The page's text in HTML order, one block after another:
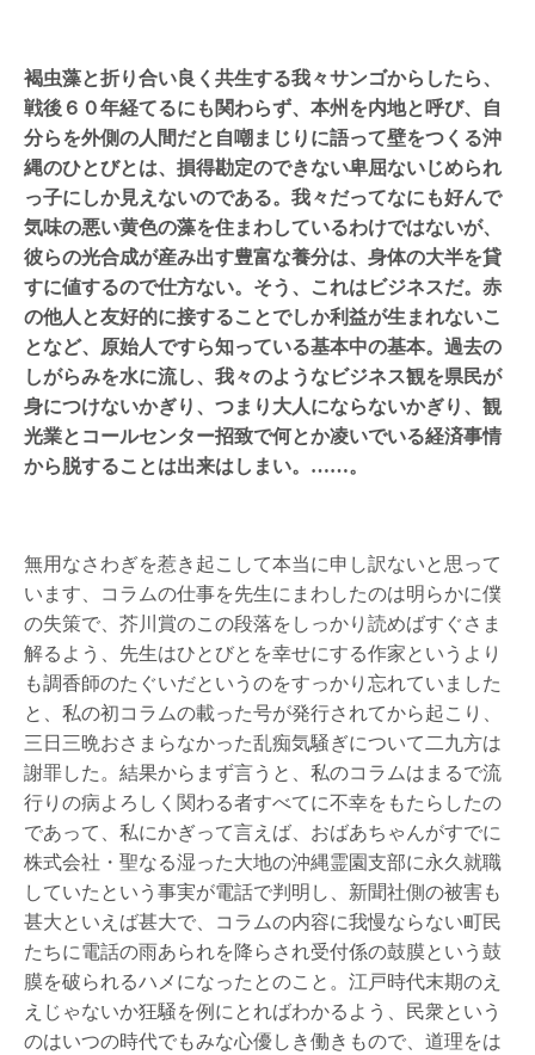
褐虫藻と折り合い良く共生する我々サンゴからしたら、
戦後６０年経てるにも関わらず、本州を内地と呼び、自
分らを外側の人間だと自嘲まじりに語って壁をつくる沖
縄のひとびとは、損得勘定のできない卑屈ないじめられ
っ子にしか見えないのである。我々だってなにも好んで
気味の悪い黄色の藻を住まわしているわけではないが、
彼らの光合成が産み出す豊富な養分は、身体の大半を貸
すに値するので仕方ない。そう、これはビジネスだ。赤
の他人と友好的に接することでしか利益が生まれないこ
となど、原始人ですら知っている基本中の基本。過去の
しがらみを水に流し、我々のようなビジネス観を県民が
身につけないかぎり、つまり大人にならないかぎり、観
光業とコールセンター招致で何とか凌いでいる経済事情
から脱することは出来はしまい。……。
無用なさわぎを惹き起こして本当に申し訳ないと思って
います、コラムの仕事を先生にまわしたのは明らかに僕
の失策で、芥川賞のこの段落をしっかり読めばすぐさま
解るよう、先生はひとびとを幸せにする作家というより
も調香師のたぐいだというのをすっかり忘れていました
と、私の初コラムの載った号が発行されてから起こり、
三日三晩おさまらなかった乱痴気騒ぎについて二九方は
謝罪した。結果からまず言うと、私のコラムはまるで流
行りの病よろしく関わる者すべてに不幸をもたらしたの
であって、私にかぎって言えば、おばあちゃんがすでに
株式会社・聖なる湿った大地の沖縄霊園支部に永久就職
していたという事実が電話で判明し、新聞社側の被害も
甚大といえば甚大で、コラムの内容に我慢ならない町民
たちに電話の雨あられを降らされ受付係の鼓膜という鼓
膜を破られるハメになったとのこと。江戸時代末期のえ
えじゃないか狂騒を例にとればわかるよう、民衆という
のはいつの時代でもみな心優しき働きもので、道理をは